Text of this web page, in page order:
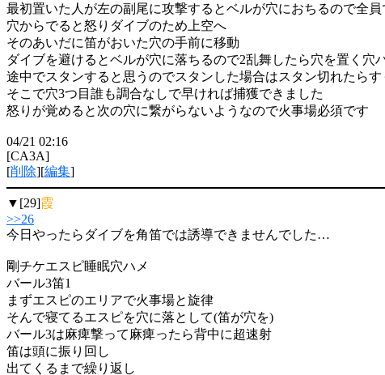
最初置いた人が左の副尾に攻撃するとベルが穴におちるので全員
穴からでると怒りダイブのため上空へ
そのあいだに笛がおいた穴の手前に移動
ダイブを避けるとベルが穴に落ちるので2乱舞したら穴を置く穴
途中でスタンすると思うのでスタンした場合はスタン切れたら
そこで穴3つ目誰も調合なしで早ければ捕獲できました
怒りが覚めると次の穴に繋がらないようなので火事場必須です
04/21 02:16
[CA3A]
[削除][編集]
▼[29]霞
>>26
今日やったらダイブを角笛では誘導できませんでした…
剛チケエスピ睡眠穴ハメ
バール3笛1
まずエスピのエリアで火事場と旋律
そんで寝てるエスピを穴に落として(笛が穴を)
バール3は麻痺撃って麻痺ったら背中に超速射
笛は頭に振り回し
出てくるまで繰り返し